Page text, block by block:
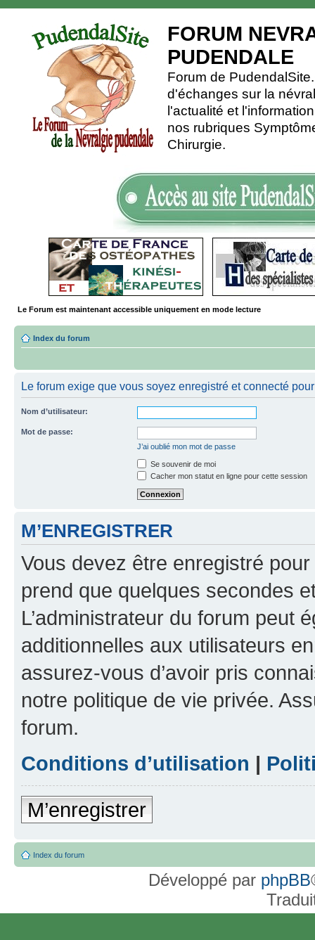
FORUM
PUDENDALE
Forum de
d'échanges sur la
l'actualité et
nos rubriques
Chirurgie.
Le Forum est maintenant accessible uniquement en mode lecture
Index du forum
Le forum exige que vous soyez enregistré et connecté
Nom d’utilisateur:
Mot de passe:
J’ai oublié mon mot de passe
Se souvenir de moi
Cacher mon statut en ligne pour cette session
M’ENREGISTRER
Vous devez être enregistré
prend que quelques secondes
L’administrateur du forum peut
additionnelles aux utilisateurs
assurez-vous d’avoir pris
notre politique de vie privée.
forum.
Conditions d’utilisation |
M’enregistrer
Index du forum
Développé par phpBB